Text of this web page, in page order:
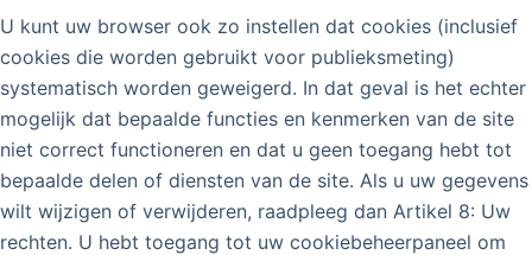
U kunt uw browser ook zo instellen dat cookies (inclusief
cookies die worden gebruikt voor publieksmeting)
systematisch worden geweigerd. In dat geval is het echter
mogelijk dat bepaalde functies en kenmerken van de site
niet correct functioneren en dat u geen toegang hebt tot
bepaalde delen of diensten van de site. Als u uw gegevens
wilt wijzigen of verwijderen, raadpleeg dan Artikel 8: Uw
rechten. U hebt toegang tot uw cookiebeheerpaneel om